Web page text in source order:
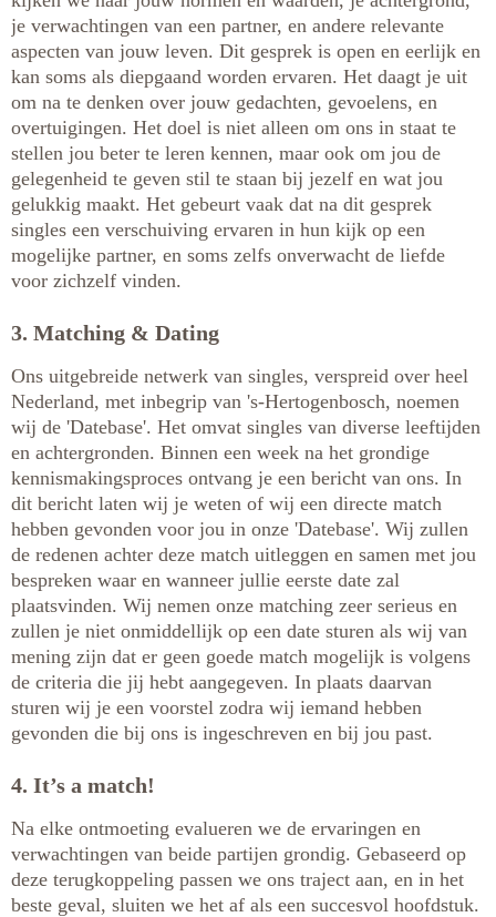
je verwachtingen van een partner, en andere relevante
aspecten van jouw leven. Dit gesprek is open en eerlijk en
kan soms als diepgaand worden ervaren. Het daagt je uit
om na te denken over jouw gedachten, gevoelens, en
overtuigingen. Het doel is niet alleen om ons in staat te
stellen jou beter te leren kennen, maar ook om jou de
gelegenheid te geven stil te staan bij jezelf en wat jou
gelukkig maakt. Het gebeurt vaak dat na dit gesprek
singles een verschuiving ervaren in hun kijk op een
mogelijke partner, en soms zelfs onverwacht de liefde
voor zichzelf vinden.
3. Matching & Dating
Ons uitgebreide netwerk van singles, verspreid over heel
Nederland, met inbegrip van 's-Hertogenbosch, noemen
wij de 'Datebase'. Het omvat singles van diverse leeftijden
en achtergronden. Binnen een week na het grondige
kennismakingsproces ontvang je een bericht van ons. In
dit bericht laten wij je weten of wij een directe match
hebben gevonden voor jou in onze 'Datebase'. Wij zullen
de redenen achter deze match uitleggen en samen met jou
bespreken waar en wanneer jullie eerste date zal
plaatsvinden. Wij nemen onze matching zeer serieus en
zullen je niet onmiddellijk op een date sturen als wij van
mening zijn dat er geen goede match mogelijk is volgens
de criteria die jij hebt aangegeven. In plaats daarvan
sturen wij je een voorstel zodra wij iemand hebben
gevonden die bij ons is ingeschreven en bij jou past.
4. It’s a match!
Na elke ontmoeting evalueren we de ervaringen en
verwachtingen van beide partijen grondig. Gebaseerd op
deze terugkoppeling passen we ons traject aan, en in het
beste geval, sluiten we het af als een succesvol hoofdstuk.